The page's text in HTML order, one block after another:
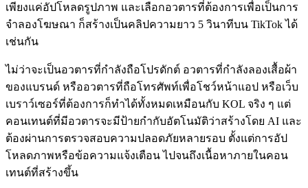
เพียงแค่อัปโหลดรูปภาพ และเลือกอวตารที่ต้องการเพื่อเป็นการ
จำลองโฆษณา ก็สร้างเป็นคลิปความยาว 5 วินาทีบน TikTok ได้
เช่นกัน
ไม่ว่าจะเป็นอวตารที่กำลังถือโปรดักต์ อวตารที่กำลังลองเสื้อผ้า
ของแบรนด์ หรืออวตารที่ถือโทรศัพท์เพื่อโชว์หน้าแอป หรือเว็บ
เบราว์เซอร์ที่ต้องการก็ทำได้ทั้งหมดเหมือนกับ KOL จริง ๆ แต่
คอนเทนต์ที่มีอวตารจะมีป้ายกำกับอัตโนมัติว่าสร้างโดย AI และ
ต้องผ่านการตรวจสอบความปลอดภัยหลายรอบ ตั้งแต่การอัป
โหลดภาพหรือข้อความแจ้งเตือน ไปจนถึงเนื้อหาภายในคอน
เทนต์ที่สร้างขึ้น